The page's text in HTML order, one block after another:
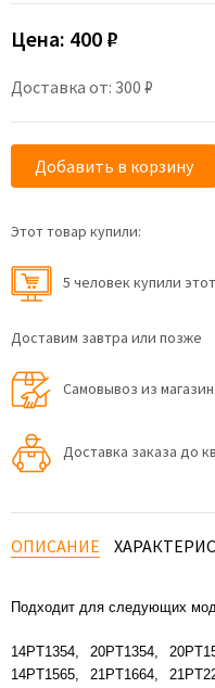
Цена: 400 ₽
Доставка от: 300 ₽
Добавить в корзину
Этот товар купили:
5 человек купили
Доставим завтра или позже
Самовывоз из
Доставка заказа до
ОПИСАНИЕ
Подходит для следующих
14PT1354, 20PT1354,
14PT1565, 21PT1664,